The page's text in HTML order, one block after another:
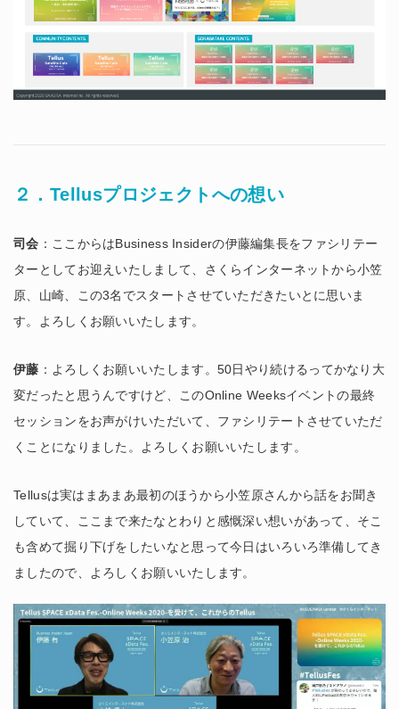
２．Tellusプロジェクトへの想い
司会 ：ここからはBusiness Insiderの伊藤編集長をファシリテー
ターとしてお迎えいたしまして、さくらインターネットから小笠
原、山崎、この3名でスタートさせていただきたいとに思いま
す。よろしくお願いいたします。
伊藤 ：よろしくお願いいたします。50日やり続けるってかなり大
変だったと思うんですけど、このOnline Weeksイベントの最終
セッションをお声がけいただいて、ファシリテートさせていただ
くことになりました。よろしくお願いいたします。
Tellusは実はまあまあ最初のほうから小笠原さんから話をお聞き
していて、ここまで来たなとわりと感慨深い想いがあって、そこ
も含めて掘り下げをしたいなと思って今日はいろいろ準備してき
ましたので、よろしくお願いいたします。